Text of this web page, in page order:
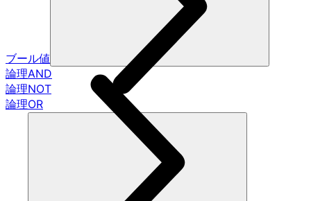
ブール値
論理AND
論理NOT
論理OR